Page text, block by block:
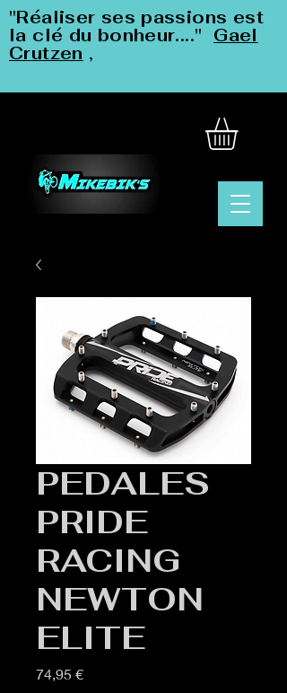
"Réaliser ses passions est
la clé du bonheur...." Gael
Crutzen ,
PEDALES
PRIDE
RACING
NEWTON
ELITE
74,95 €Prix